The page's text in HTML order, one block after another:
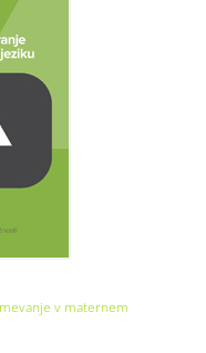
v maternem